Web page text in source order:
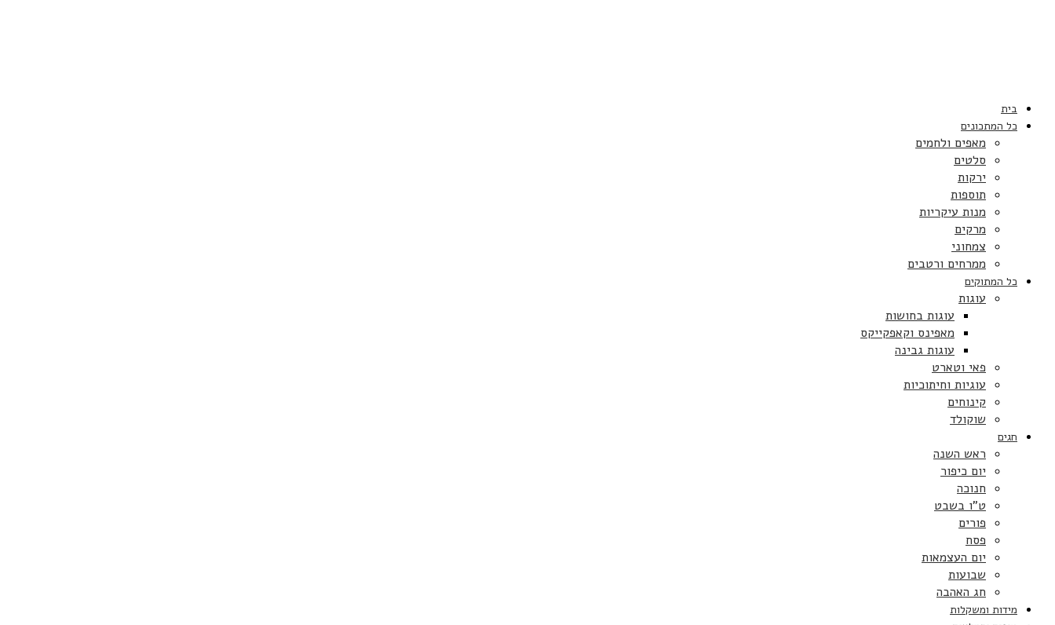
בית
כל המתכונים
מאפים ולחמים
סלטים
ירקות
תוספות
מנות עיקריות
מרקים
צמחוני
ממרחים ורטבים
כל המתוקים
עוגות
עוגות בחושות
מאפינס וקאפקייקס
עוגות גבינה
פאי וטארט
עוגיות וחיתוכיות
קינוחים
שוקולד
חגים
ראש השנה
יום כיפור
חנוכה
ט”ו בשבט
פורים
פסח
יום העצמאות
שבועות
חג האהבה
מידות ומשקלות